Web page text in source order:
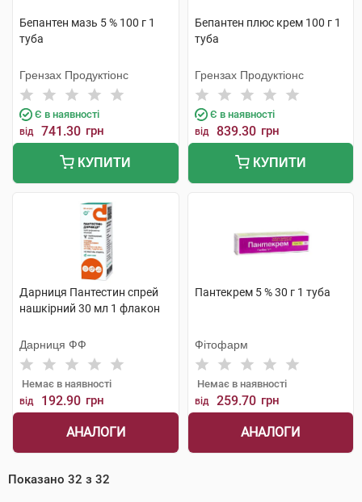
Бепантен мазь 5 % 100 г 1
туба
Грензах Продуктіонс
Є в наявності
від 741.30 грн
КУПИТИ
Бепантен плюс крем 100 г 1
туба
Грензах Продуктіонс
Є в наявності
від 839.30 грн
КУПИТИ
Дарниця Пантестин спрей
нашкірний 30 мл 1 флакон
Дарниця ФФ
Немає в наявності
від 192.90 грн
АНАЛОГИ
Пантекрем 5 % 30 г 1 туба
Фітофарм
Немає в наявності
від 259.70 грн
АНАЛОГИ
Показано 32 з 32